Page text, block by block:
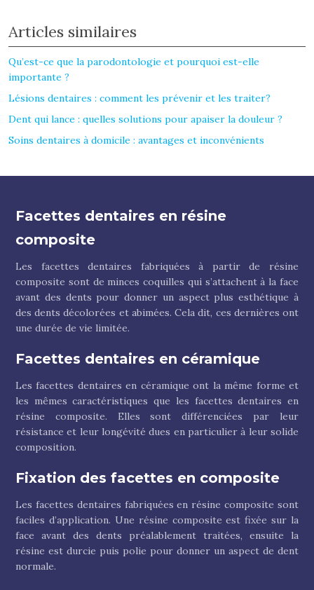
Articles similaires
Qu’est-ce que la parodontologie et pourquoi est-elle
importante ?
Lésions dentaires : comment les prévenir et les traiter?
Dent qui lance : quelles solutions pour apaiser la douleur ?
Soins dentaires à domicile : avantages et inconvénients
Facettes dentaires en résine
composite
Les facettes dentaires fabriquées à partir de résine
composite sont de minces coquilles qui s’attachent à la face
avant des dents pour donner un aspect plus esthétique à
des dents décolorées et abimées. Cela dit, ces dernières ont
une durée de vie limitée.
Facettes dentaires en céramique
Les facettes dentaires en céramique ont la même forme et
les mêmes caractéristiques que les facettes dentaires en
résine composite. Elles sont différenciées par leur
résistance et leur longévité dues en particulier à leur solide
composition.
Fixation des facettes en composite
Les facettes dentaires fabriquées en résine composite sont
faciles d’application. Une résine composite est fixée sur la
face avant des dents préalablement traitées, ensuite la
résine est durcie puis polie pour donner un aspect de dent
normale.